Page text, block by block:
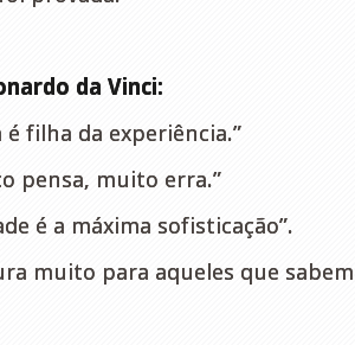
da Vinci:
é filha da experiência.”
pensa, muito erra.”
é a máxima sofisticação”.
muito para aqueles que